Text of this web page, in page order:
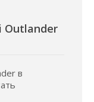
Outlander
в